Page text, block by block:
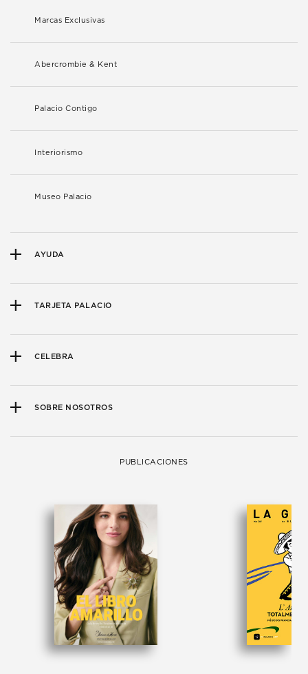
Marcas Exclusivas
Abercrombie & Kent
Palacio Contigo
Interiorismo
Museo Palacio
AYUDA
TARJETA PALACIO
CELEBRA
SOBRE NOSOTROS
PUBLICACIONES